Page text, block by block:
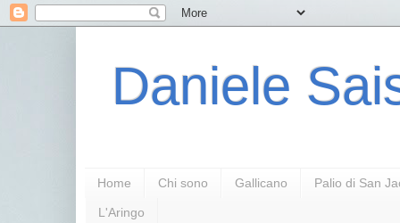
Daniele
Home Chi sono Gallicano Palio di San
L'Aringo